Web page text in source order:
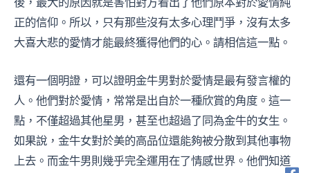
正的信仰。所以，只有那些沒有太多心理鬥爭，沒有太多
大喜大悲的愛情才能最終獲得他們的心。請相信這一點。
還有一個明證，可以證明金牛男對於愛情是最有發言權的
人。他們對於愛情，常常是出自於一種欣賞的角度。這一
點，不僅超過其他星男，甚至也超過了同為金牛的女生。
如果說，金牛女對於美的高品位還能夠被分散到其他事物
上去。而金牛男則幾乎完全運用在了情感世界。他們知道